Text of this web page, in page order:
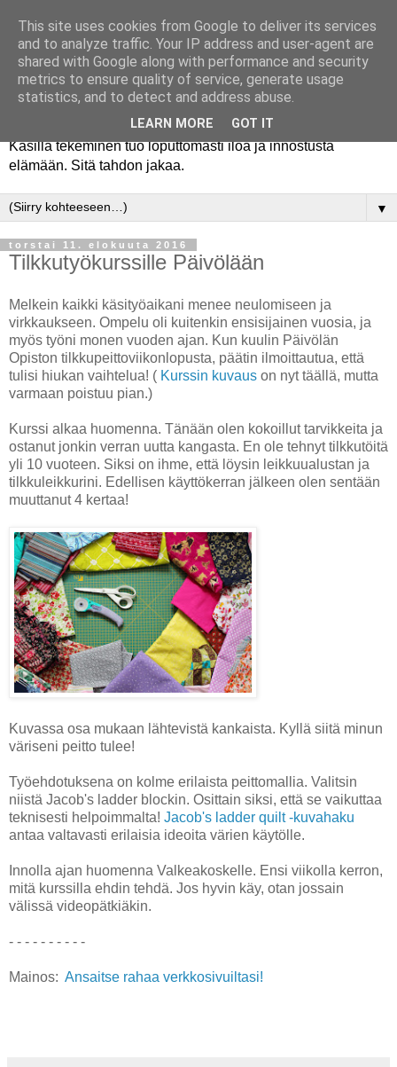
Käsillä tekeminen tuo loputtomasti iloa ja innostusta
elämään. Sitä tahdon jakaa.
▼
torstai 11. elokuuta 2016
Tilkkutyökurssille Päivölään
Melkein kaikki käsityöaikani menee neulomiseen ja
virkkaukseen. Ompelu oli kuitenkin ensisijainen vuosia, ja
myös työni monen vuoden ajan. Kun kuulin Päivölän
Opiston tilkkupeittoviikonlopusta, päätin ilmoittautua, että
tulisi hiukan vaihtelua! ( Kurssin kuvaus on nyt täällä, mutta
varmaan poistuu pian.)
Kurssi alkaa huomenna. Tänään olen kokoillut tarvikkeita ja
ostanut jonkin verran uutta kangasta. En ole tehnyt tilkkutöitä
yli 10 vuoteen. Siksi on ihme, että löysin leikkuualustan ja
tilkkuleikkurini. Edellisen käyttökerran jälkeen olen sentään
muuttanut 4 kertaa!
Kuvassa osa mukaan lähtevistä kankaista. Kyllä siitä minun
väriseni peitto tulee!
Työehdotuksena on kolme erilaista peittomallia. Valitsin
niistä Jacob's ladder blockin. Osittain siksi, että se vaikuttaa
teknisesti helpoimmalta! Jacob's ladder quilt -kuvahaku
antaa valtavasti erilaisia ideoita värien käytölle.
Innolla ajan huomenna Valkeakoskelle. Ensi viikolla kerron,
mitä kurssilla ehdin tehdä. Jos hyvin käy, otan jossain
välissä videopätkiäkin.
- - - - - - - - - -
Mainos: Ansaitse rahaa verkkosivuiltasi!
This site uses cookies from Google to deliver its services
and to analyze traffic. Your IP address and user-agent are
shared with Google along with performance and security
metrics to ensure quality of service, generate usage
statistics, and to detect and address abuse.
LEARN MORE GOT IT